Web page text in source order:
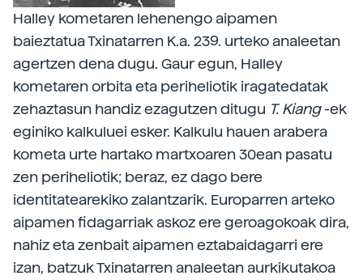
Halley kometaren lehenengo aipamen
baieztatua Txinatarren K.a. 239. urteko analeetan
agertzen dena dugu. Gaur egun, Halley
kometaren orbita eta periheliotik iragatedatak
zehaztasun handiz ezagutzen ditugu T. Kiang-ek
eginiko kalkuluei esker. Kalkulu hauen arabera
kometa urte hartako martxoaren 30ean pasatu
zen periheliotik; beraz, ez dago bere
identitatearekiko zalantzarik. Europarren arteko
aipamen fidagarriak askoz ere geroagokoak dira,
nahiz eta zenbait aipamen eztabaidagarri ere
izan, batzuk Txinatarren analeetan aurkikutakoa